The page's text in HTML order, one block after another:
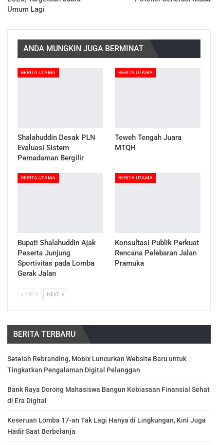
Umum Lagi
ANDA MUNGKIN JUGA BERMINAT
BERITA UTAMA
Shalahuddin Desak PLN
Evaluasi Sistem
Pemadaman Bergilir
BERITA UTAMA
Teweh Tengah Juara
MTQH
BERITA UTAMA
Bupati Shalahuddin Ajak
Peserta Junjung
Sportivitas pada Lomba
Gerak Jalan
BERITA UTAMA
Konsultasi Publik Perkuat
Rencana Pelebaran Jalan
Pramuka
PREV NEXT
BERITA TERBARU
Setelah Rebranding, Mobix Luncurkan Website Baru untuk
Tingkatkan Pengalaman Digital Pelanggan
Bank Raya Dorong Mahasiswa Bangun Kebiasaan Finansial Sehat
di Era Digital
Keseruan Lomba 17-an Tak Lagi Hanya di Lingkungan, Kini Juga
Hadir Saat Berbelanja